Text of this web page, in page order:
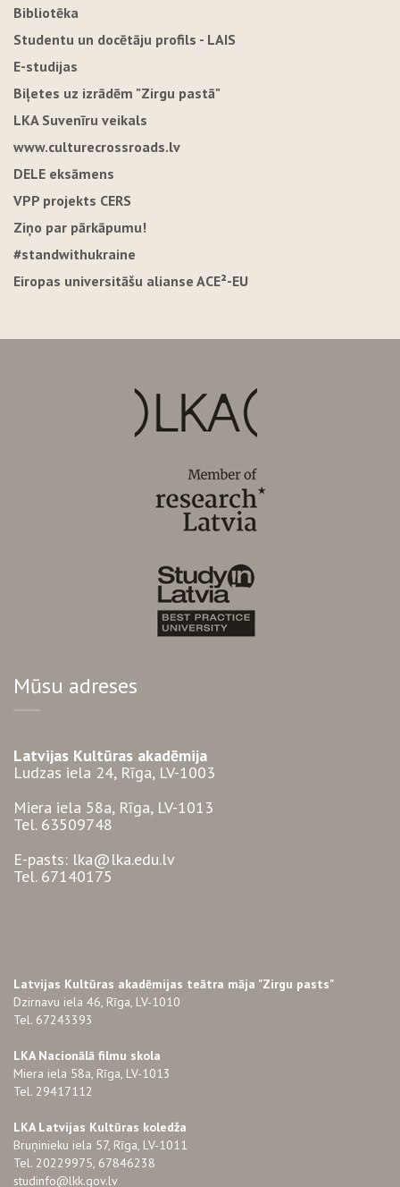
Bibliotēka
Studentu un docētāju profils - LAIS
E-studijas
Biļetes uz izrādēm "Zirgu pastā"
LKA Suvenīru veikals
www.culturecrossroads.lv
DELE eksāmens
VPP projekts CERS
Ziņo par pārkāpumu!
#standwithukraine
Eiropas universitāšu alianse ACE²-EU
Mūsu adreses
Latvijas Kultūras akadēmija
Ludzas iela 24, Rīga, LV-1003
Miera iela 58a, Rīga, LV-1013
Tel. 63509748
E-pasts: lka@lka.edu.lv
Tel. 67140175
Latvijas Kultūras akadēmijas teātra māja "Zirgu pasts"
Dzirnavu iela 46, Rīga, LV-1010
Tel. 67243393
LKA Nacionālā filmu skola
Miera iela 58a, Rīga, LV-1013
Tel. 29417112
LKA Latvijas Kultūras koledža
Bruņinieku iela 57, Rīga, LV-1011
Tel. 20229975, 67846238
studinfo@lkk.gov.lv